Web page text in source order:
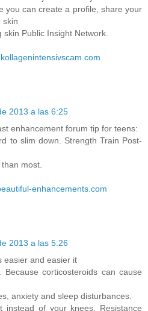
you can create a profile, share your
skin
Public Insight Network.
kollagenintensivscam.com
2013 a las 6:25
enhancement forum tip for teens:
to slim down. Strength Train Post-
most.
enhancements.com
2013 a las 5:26
easier and easier it
corticosteroids can cause
anxiety and sleep disturbances.
instead of your knees. Resistance